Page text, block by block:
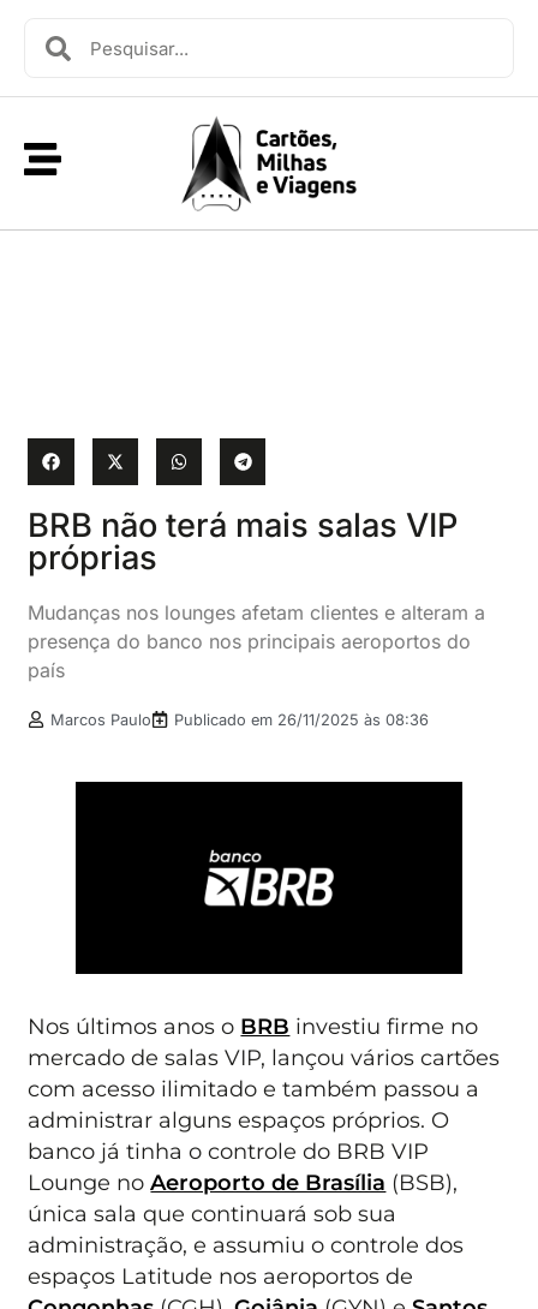
BRB não terá mais salas VIP
próprias
Mudanças nos lounges afetam clientes e alteram a
presença do banco nos principais aeroportos do
país
Marcos Paulo Publicado em 26/11/2025 às 08:36
Nos últimos anos o BRB investiu firme no
mercado de salas VIP, lançou vários cartões
com acesso ilimitado e também passou a
administrar alguns espaços próprios. O
banco já tinha o controle do BRB VIP
Lounge noAeroporto de Brasília (BSB),
única sala que continuará sob sua
administração, e assumiu o controle dos
espaços Latitude nos aeroportos de